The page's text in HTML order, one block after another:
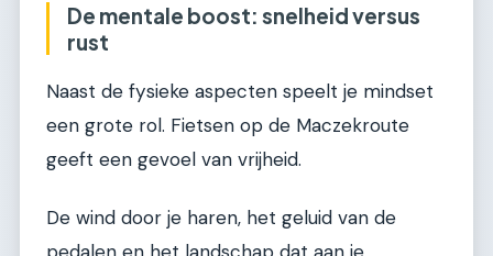
De mentale boost: snelheid versus
rust
Naast de fysieke aspecten speelt je mindset
een grote rol. Fietsen op de Maczekroute
geeft een gevoel van vrijheid.
De wind door je haren, het geluid van de